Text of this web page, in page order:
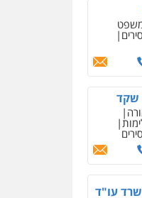
שקד
עו"ד
הודעות